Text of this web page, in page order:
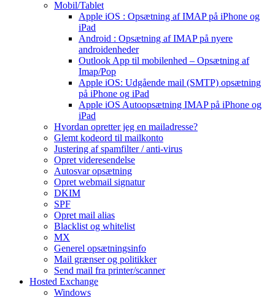
Mobil/Tablet
Apple iOS : Opsætning af IMAP på iPhone og
iPad
Android : Opsætning af IMAP på nyere
androidenheder
Outlook App til mobilenhed – Opsætning af
Imap/Pop
Apple iOS: Udgående mail (SMTP) opsætning
på iPhone og iPad
Apple iOS Autoopsætning IMAP på iPhone og
iPad
Hvordan opretter jeg en mailadresse?
Glemt kodeord til mailkonto
Justering af spamfilter / anti-virus
Opret videresendelse
Autosvar opsætning
Opret webmail signatur
DKIM
SPF
Opret mail alias
Blacklist og whitelist
MX
Generel opsætningsinfo
Mail grænser og politikker
Send mail fra printer/scanner
Hosted Exchange
Windows